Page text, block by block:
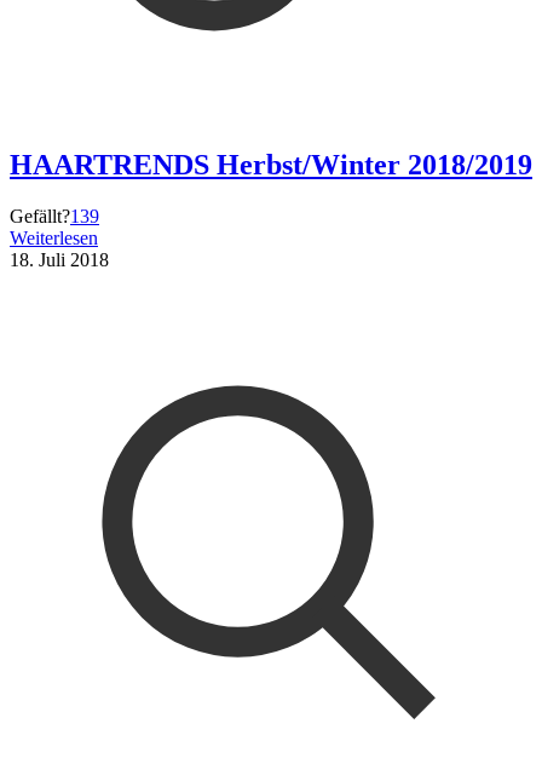
HAARTRENDS Herbst/Winter 2018/2019
Gefällt?139
Weiterlesen
18. Juli 2018